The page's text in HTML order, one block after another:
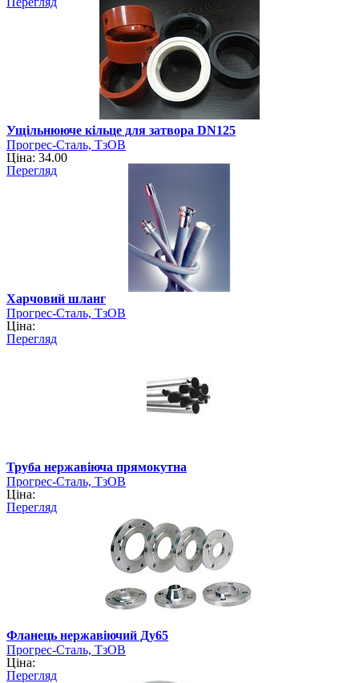
Ущільнююче кільце для затвора DN125
Прогрес-Сталь, ТзОВ
Ціна: 34.00
Перегляд
Харчовий шланг
Прогрес-Сталь, ТзОВ
Ціна:
Перегляд
Труба нержавіюча прямокутна
Прогрес-Сталь, ТзОВ
Ціна:
Перегляд
Фланець нержавіючий Ду65
Прогрес-Сталь, ТзОВ
Ціна:
Перегляд